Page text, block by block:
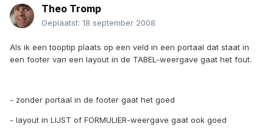
Theo Tromp
Geplaatst: 18 september 2008
Als ik een tooptip plaats op een veld in een portaal dat staat in
een footer van een layout in de TABEL-weergave gaat het fout.
- zonder portaal in de footer gaat het goed
- layout in LIJST of FORMULIER-weergave gaat ook goed